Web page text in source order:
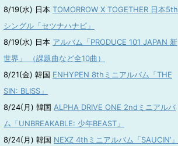
8/19(水) 日本 TOMORROW X TOGETHER 日本5th
シングル「セツナハナビ」
8/19(水) 日本 アルバム「PRODUCE 101 JAPAN 新
世界」 （課題曲など全10曲）
8/21(金) 韓国 ENHYPEN 8thミニアルバム「THE
SIN: BLISS」
8/24(月) 韓国 ALPHA DRIVE ONE 2ndミニアルバ
ム「UNBREAKABLE: 少年BEAST」
8/24(月) 韓国 NEXZ 4thミニアルバム「SAUCIN’」